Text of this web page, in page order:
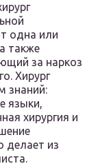
одна или
также
за наркоз
Хирург
знаний:
языки,
хирургия и
делает из